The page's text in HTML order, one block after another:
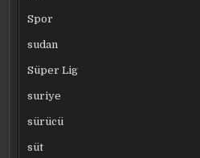
Spor
sudan
Süper Lig
suriye
sürücü
süt